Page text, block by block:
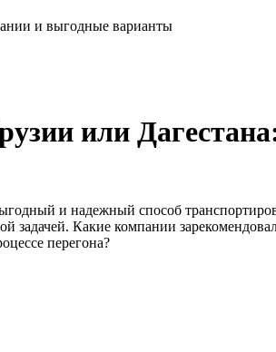
и выгодные варианты
или
и надежный способ
Какие компании
перегона?